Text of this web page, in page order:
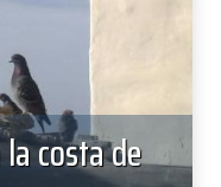
costa de